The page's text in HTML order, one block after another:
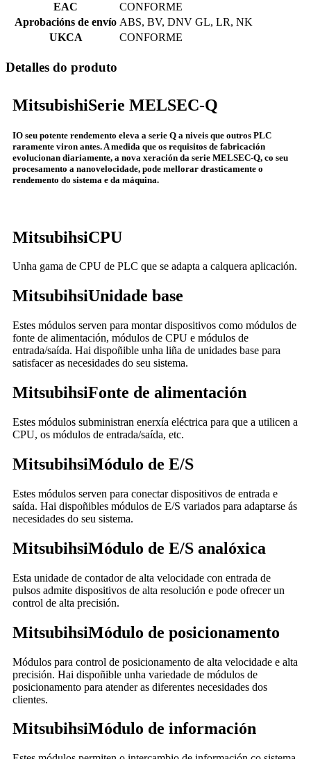
EAC
CONFORME
Aprobacións de envío ABS, BV, DNV GL, LR, NK
UKCA
CONFORME
Detalles do produto
MitsubishiSerie MELSEC-Q
IO seu potente rendemento eleva a serie Q a niveis que outros PLC
raramente viron antes. A medida que os requisitos de fabricación
evolucionan diariamente, a nova xeración da serie MELSEC-Q, co seu
procesamento a nanovelocidade, pode mellorar drasticamente o
rendemento do sistema e da máquina.
MitsubihsiCPU
Unha gama de CPU de PLC que se adapta a calquera aplicación.
MitsubihsiUnidade base
Estes módulos serven para montar dispositivos como módulos de
fonte de alimentación, módulos de CPU e módulos de
entrada/saída. Hai dispoñible unha liña de unidades base para
satisfacer as necesidades do seu sistema.
MitsubihsiFonte de alimentación
Estes módulos subministran enerxía eléctrica para que a utilicen a
CPU, os módulos de entrada/saída, etc.
MitsubihsiMódulo de E/S
Estes módulos serven para conectar dispositivos de entrada e
saída. Hai dispoñibles módulos de E/S variados para adaptarse ás
necesidades do seu sistema.
MitsubihsiMódulo de E/S analóxica
Esta unidade de contador de alta velocidade con entrada de
pulsos admite dispositivos de alta resolución e pode ofrecer un
control de alta precisión.
MitsubihsiMódulo de posicionamento
Módulos para control de posicionamento de alta velocidade e alta
precisión. Hai dispoñible unha variedade de módulos de
posicionamento para atender as diferentes necesidades dos
clientes.
MitsubihsiMódulo de información